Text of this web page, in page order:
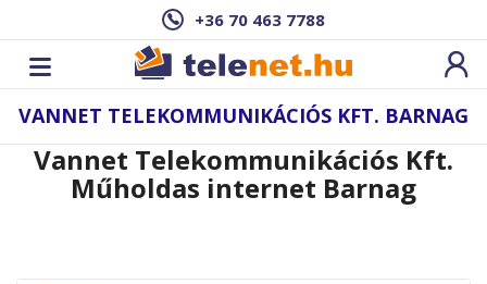
+36 70 463 7788
VANNET TELEKOMMUNIKÁCIÓS KFT. BARNAG
Vannet Telekommunikációs Kft.
Műholdas internet Barnag